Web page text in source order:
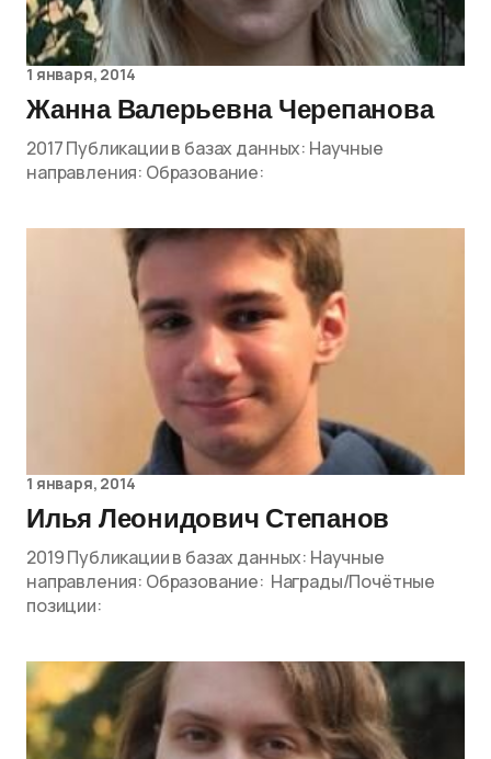
1 января, 2014
Жанна Валерьевна Черепанова
2017 Публикации в базах данных: Научные
направления: Образование:
1 января, 2014
Илья Леонидович Степанов
2019 Публикации в базах данных: Научные
направления: Образование: Награды/Почётные
позиции: